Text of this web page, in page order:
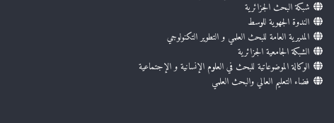
شبكة البحث الجزائرية
الندوة الجهوية للوسط
المديرية العامة للبحث العلمي و التطوير التكنولوجي
الشبكة الجامعية الجزائرية
الوكالة الموضوعاتية للبحث في العلوم الإنسانية و الإجتماعية
فضاء التعليم العالي والبحث العلمي